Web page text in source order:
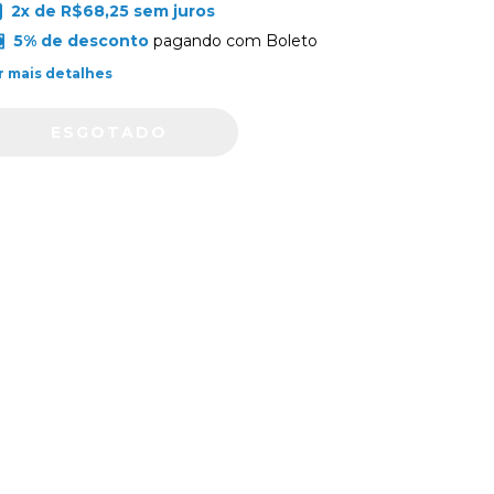
2x de R$68,25sem juros
5% de desconto pagando com Boleto
mais detalhes